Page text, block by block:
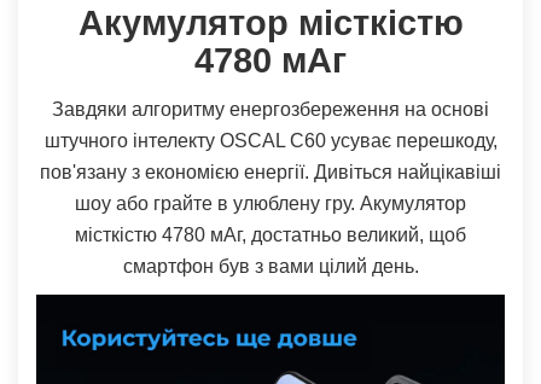
Акумулятор місткістю
4780 мАг
Завдяки алгоритму енергозбереження на основі
штучного інтелекту OSCAL C60 усуває перешкоду,
пов'язану з економією енергії. Дивіться найцікавіші
шоу або грайте в улюблену гру. Акумулятор
місткістю 4780 мАг, достатньо великий, щоб
смартфон був з вами цілий день.